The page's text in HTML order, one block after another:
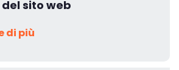
sito web
di più